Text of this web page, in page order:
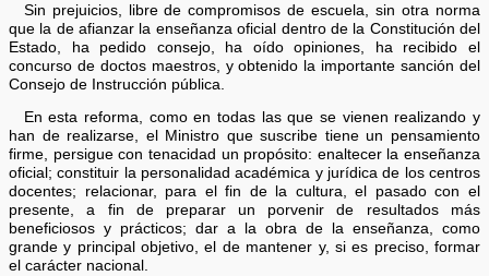
Sin prejuicios, libre de compromisos de escuela, sin otra norma
que la de afianzar la enseñanza oficial dentro de la Constitución del
Estado, ha pedido consejo, ha oído opiniones, ha recibido el
concurso de doctos maestros, y obtenido la importante sanción del
Consejo de Instrucción pública.
En esta reforma, como en todas las que se vienen realizando y
han de realizarse, el Ministro que suscribe tiene un pensamiento
firme, persigue con tenacidad un propósito: enaltecer la enseñanza
oficial; constituir la personalidad académica y jurídica de los centros
docentes; relacionar, para el fin de la cultura, el pasado con el
presente, a fin de preparar un porvenir de resultados más
beneficiosos y prácticos; dar a la obra de la enseñanza, como
grande y principal objetivo, el de mantener y, si es preciso, formar
el carácter nacional.